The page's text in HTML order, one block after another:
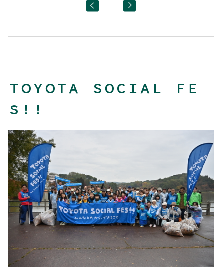
ＴＯＹＯＴＡ ＳＯＣＩＡＬ ＦＥ
Ｓ！！